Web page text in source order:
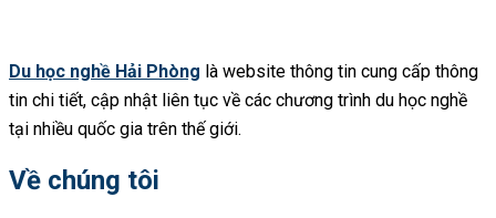
Du học nghề Hải Phòng là website thông tin cung cấp thông
tin chi tiết, cập nhật liên tục về các chương trình du học nghề
tại nhiều quốc gia trên thế giới.
Về chúng tôi